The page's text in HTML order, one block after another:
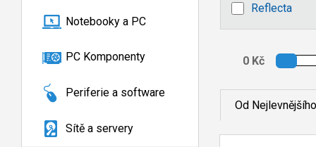
Notebooky a PC
PC Komponenty
Periferie a software
Sítě a servery
Reflecta
Od Nejlevnějšího